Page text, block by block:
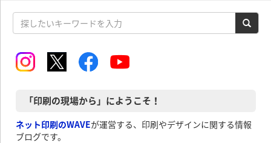
「印刷の現場から」にようこそ！
ネット印刷のWAVEが運営する、印刷やデザインに関する情報
ブログです。